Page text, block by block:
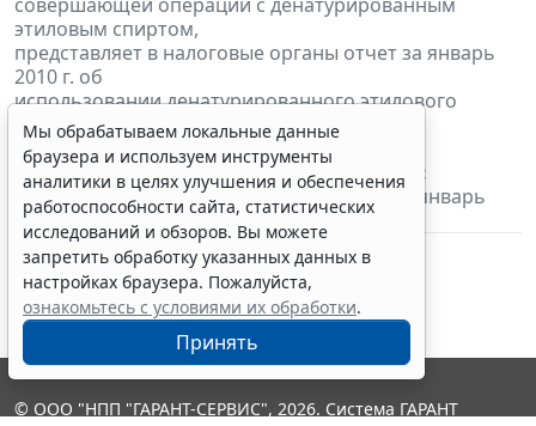
этиловым спиртом,
представляет в налоговые органы отчет за январь
2010 г. об
использовании денатурированного этилового
спирта
Налог на добычу полезных ископаемых:
Налогоплательщики уплачивают налог за январь
2010 г.
Мы обрабатываем локальные данные
браузера и используем инструменты
аналитики в целях улучшения и обеспечения
работоспособности сайта, статистических
исследований и обзоров. Вы можете
запретить обработку указанных данных в
настройках браузера. Пожалуйста,
ознакомьтесь с условиями их обработки.
Принять
© ООО "НПП "ГАРАНТ-СЕРВИС", 2026. Система ГАРАНТ